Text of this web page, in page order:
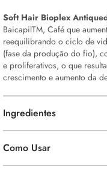
Soft Hair Bioplex
BaicapilTM, Café que
reequilibrando o ciclo de
(fase da produção do fio),
e proliferativos, o que
crescimento e aumento da
Ingredientes
Como Usar